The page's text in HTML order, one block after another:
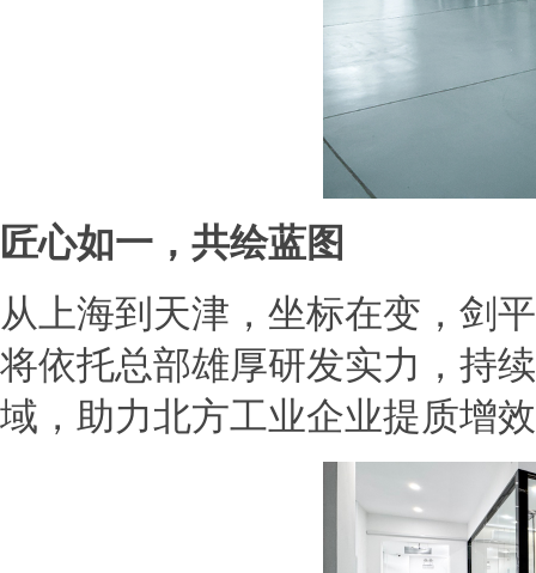
匠心如一，共绘蓝图
从上海到天津，坐标在变，剑
将依托总部雄厚研发实力，持
域，助力北方工业企业提质增